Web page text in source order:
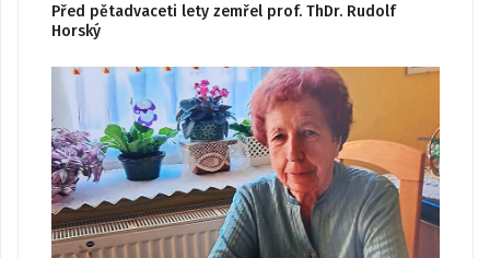
Před pětadvaceti lety zemřel prof. ThDr. Rudolf
Horský